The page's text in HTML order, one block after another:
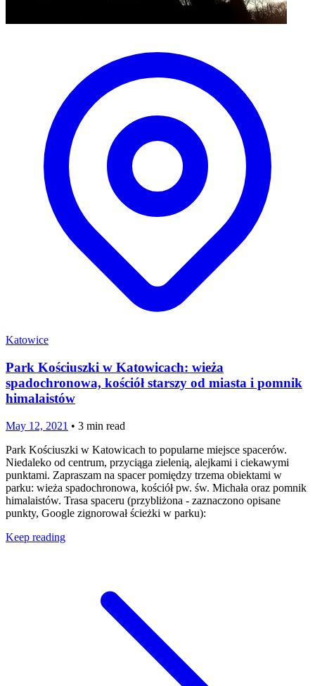
Katowice
Park Kościuszki w Katowicach: wieża
spadochronowa, kościół starszy od miasta i pomnik
himalaistów
May 12, 2021 • 3 min read
Park Kościuszki w Katowicach to popularne miejsce spacerów.
Niedaleko od centrum, przyciąga zielenią, alejkami i ciekawymi
punktami. Zapraszam na spacer pomiędzy trzema obiektami w
parku: wieża spadochronowa, kościół pw. św. Michała oraz pomnik
himalaistów. Trasa spaceru (przybliżona - zaznaczono opisane
punkty, Google zignorował ścieżki w parku):
Keep reading